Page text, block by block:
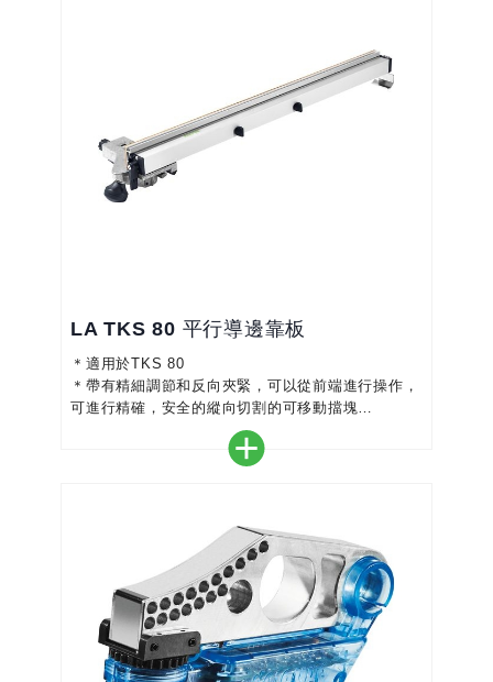
LA TKS 80 平行導邊靠板
＊適用於TKS 80
＊帶有精細調節和反向夾緊，可以從前端進行操作，
可進行精確，安全的縱向切割的可移動擋塊
＊用於固定安裝在台式圓鋸上的夾具